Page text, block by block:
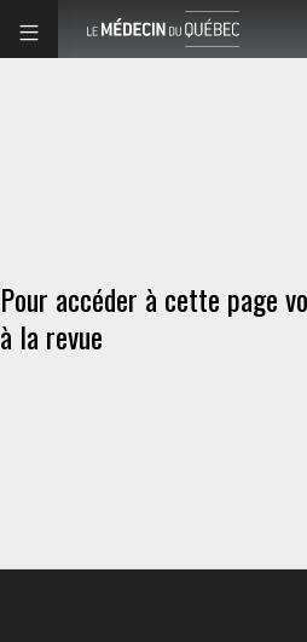
Pour accéder à cette page
à la revue